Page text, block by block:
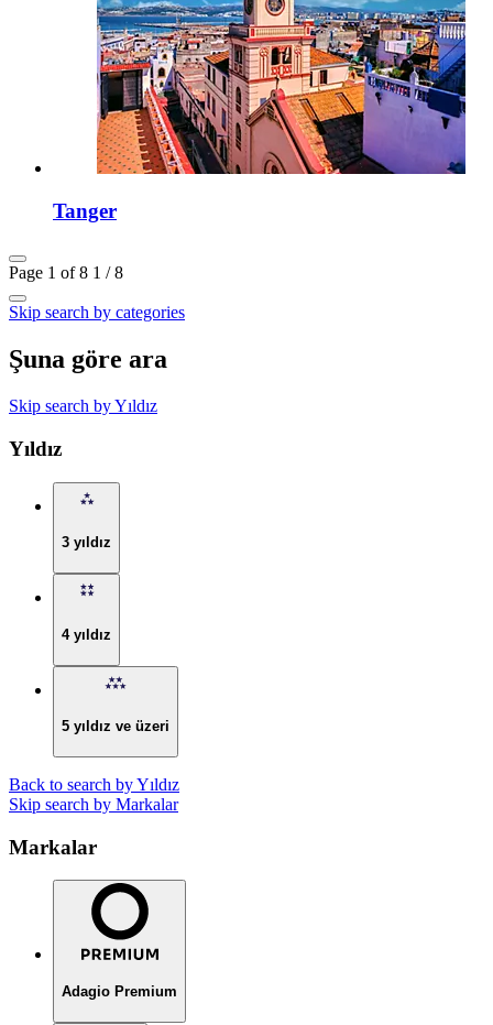
Tanger
Page 1 of 8 1 / 8
Skip search by categories
Şuna göre ara
Skip search by Yıldız
Yıldız
3 yıldız
4 yıldız
5 yıldız ve üzeri
Back to search by Yıldız
Skip search by Markalar
Markalar
Adagio Premium